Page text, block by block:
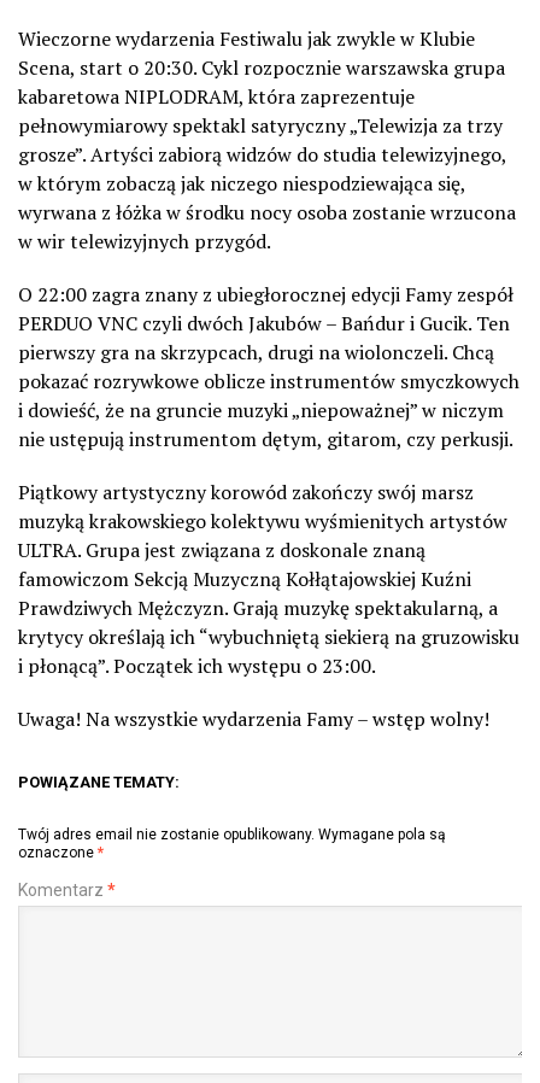
Wieczorne wydarzenia Festiwalu jak zwykle w Klubie
Scena, start o 20:30. Cykl rozpocznie warszawska grupa
kabaretowa NIPLODRAM, która zaprezentuje
pełnowymiarowy spektakl satyryczny „Telewizja za trzy
grosze”. Artyści zabiorą widzów do studia telewizyjnego,
w którym zobaczą jak niczego niespodziewająca się,
wyrwana z łóżka w środku nocy osoba zostanie wrzucona
w wir telewizyjnych przygód.
O 22:00 zagra znany z ubiegłorocznej edycji Famy zespół
PERDUO VNC czyli dwóch Jakubów – Bańdur i Gucik. Ten
pierwszy gra na skrzypcach, drugi na wiolonczeli. Chcą
pokazać rozrywkowe oblicze instrumentów smyczkowych
i dowieść, że na gruncie muzyki „niepoważnej” w niczym
nie ustępują instrumentom dętym, gitarom, czy perkusji.
Piątkowy artystyczny korowód zakończy swój marsz
muzyką krakowskiego kolektywu wyśmienitych artystów
ULTRA. Grupa jest związana z doskonale znaną
famowiczom Sekcją Muzyczną Kołłątajowskiej Kuźni
Prawdziwych Mężczyzn. Grają muzykę spektakularną, a
krytycy określają ich “wybuchniętą siekierą na gruzowisku
i płonącą”. Początek ich występu o 23:00.
Uwaga! Na wszystkie wydarzenia Famy – wstęp wolny!
POWIĄZANE TEMATY:
Twój adres email nie zostanie opublikowany. Wymagane pola są
oznaczone *
Komentarz *